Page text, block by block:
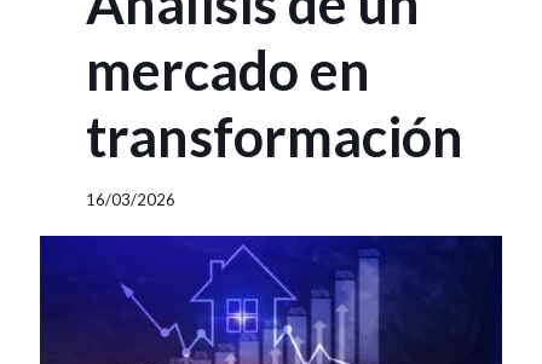
mercado en
transformación
16/03/2026